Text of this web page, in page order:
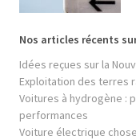
Nos articles récents
Idées reçues sur la
Exploitation des terres
Voitures à hydrogène :
performances
Voiture électrique